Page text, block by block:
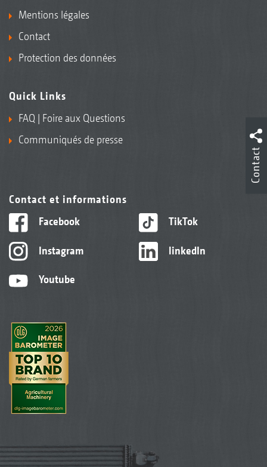
Mentions légales
Contact
Protection des données
Quick Links
FAQ | Foire aux Questions
Communiqués de presse
Contact et informations
Facebook
Instagram
Youtube
TikTok
linkedIn
Contact